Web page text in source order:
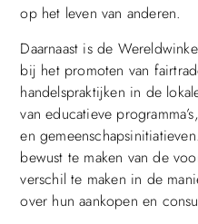
op het leven van anderen.
Daarnaast is de
bij het promoten van
handelspraktijken in de
van educatieve
en
bewust te maken van de
verschil te maken in de
over hun aankopen en